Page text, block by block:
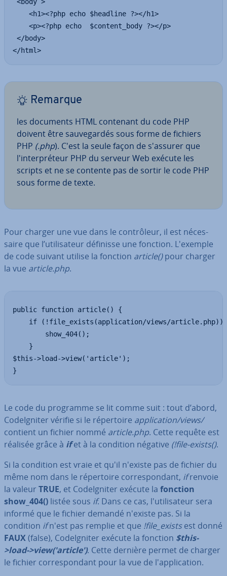
    <h1><?php echo $headline ?></h1>
    <p><?php echo  $content_body ?></p>
</body>
</html>
Remarque
les documents HTML contenant du code PHP
doivent être sau­ve­gar­dés sous forme de fichiers
PHP (.php). C'est la seule façon de s'assurer que
l'in­ter­pré­teur PHP du serveur Web exécute les
scripts et ne se contente pas de sortir le code PHP
sous forme de texte.
Pour charger une vue dans le con­trô­leur, il est né­ces­
saire que l’uti­li­sa­teur définisse une fonction. L'exemple
de code suivant utilise la fonction article()pour charger
la vue article.php.
public function article() {
if (!file_exists(application/views/article.php))
        show_404();
    }
$this->load->view('article');
}
Le code du programme se lit comme suit : tout d’abord,
Co­deIg­ni­ter vérifie si le ré­per­toire ap­pli­ca­tion/views/
contient un fichier nommé article.php. Cette requête est
réalisée grâce à ifet à la condition négative (!file-exists().
Si la condition est vraie et qu'il n'existe pas de fichier du
même nom dans le ré­per­toire cor­res­pon­dant, ifrenvoie
la valeur TRUE, et Co­deIg­ni­ter exécute la fonction
show_404() listée sous if. Dans ce cas, l'uti­li­sa­teur sera
informé que le fichier demandé n'existe pas. Si la
condition ifn'est pas remplie et que !file_existsest donné
FAUX(false), Co­deIg­ni­ter exécute la fonction $this-
>load->view('article'). Cette dernière permet de charger
le fichier cor­res­pon­dant pour la vue de l'ap­pli­ca­tion.